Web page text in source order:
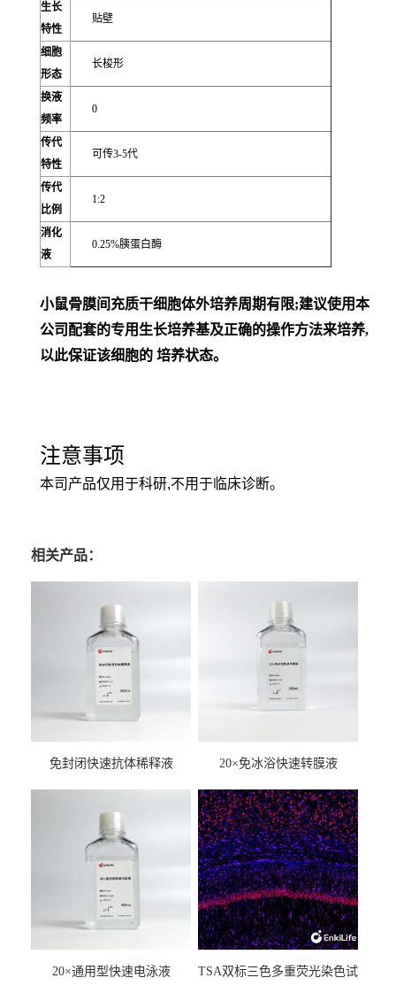
生长
特性
贴壁
细胞
形态
长梭形
换液
频率
0
传代
特性
可传3-5代
传代
比例
1:2
消化
液
0.25%胰蛋白酶
小鼠骨膜间充质干细胞体外培养周期有限;建议使用本
公司配套的专用生长培养基及正确的操作方法来培养,
以此保证该细胞的 培养状态。
注意事项
本司产品仅用于科研,不用于临床诊断。
相关产品：
免封闭快速抗体稀释液 20×免冰浴快速转膜液
20×通用型快速电泳液
TSA双标三色多重荧光染色试